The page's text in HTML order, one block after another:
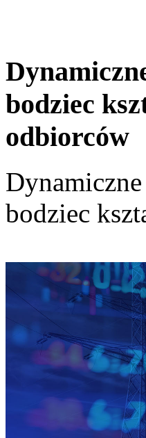
bodziec
odbiorców
bodziec